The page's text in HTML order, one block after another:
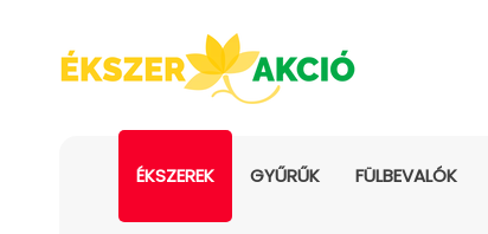
ÉKSZEREK GYŰRŰK FÜLBEVALÓK